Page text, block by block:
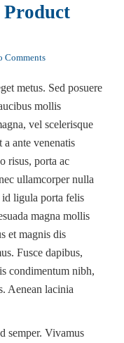
Product
Comments
metus. Sed posuere
mollis
vel scelerisque
a ante venenatis
risus, porta ac
ullamcorper nulla
ligula porta felis
magna mollis
et magnis dis
Fusce dapibus,
condimentum nibh,
Aenean lacinia
semper. Vivamus